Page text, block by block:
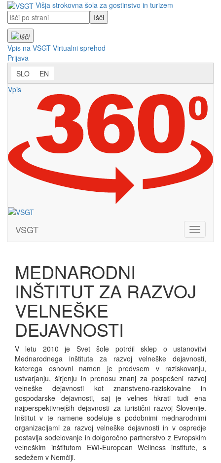
Prosimo,
upoštevajte:
To
spletno
mesto
vključuje
sistem
dostopnosti.
Višja strokovna šola za gostinstvo in turizem
Vpis na VSGT Virtualni sprehod
Prijava
SLO
EN
Vpis
Toggle
VSGT
MEDNARODNI
INŠTITUT ZA RAZVOJ
VELNEŠKE
DEJAVNOSTI
V letu 2010 je Svet šole potrdil sklep o ustanovitvi
Mednarodnega inštituta za razvoj velneške dejavnosti,
katerega osnovni namen je predvsem v raziskovanju,
ustvarjanju, širjenju in prenosu znanj za pospešeni razvoj
velneške dejavnosti kot znanstveno-raziskovalne in
gospodarske dejavnosti, saj je velnes hkrati tudi ena
najperspektivnejših dejavnosti za turistični razvoj Slovenije.
Inštitut v te namene sodeluje s podobnimi mednarodnimi
organizacijami za razvoj velneške dejavnosti in v ospredje
postavlja sodelovanje in dolgoročno partnerstvo z Evropskim
velneškim inštitutom EWI-European Wellness institute, s
sedežem v Nemčiji.